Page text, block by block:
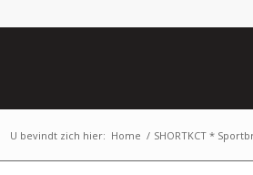
U bevindt zich hier: Home / SHORTKCT *